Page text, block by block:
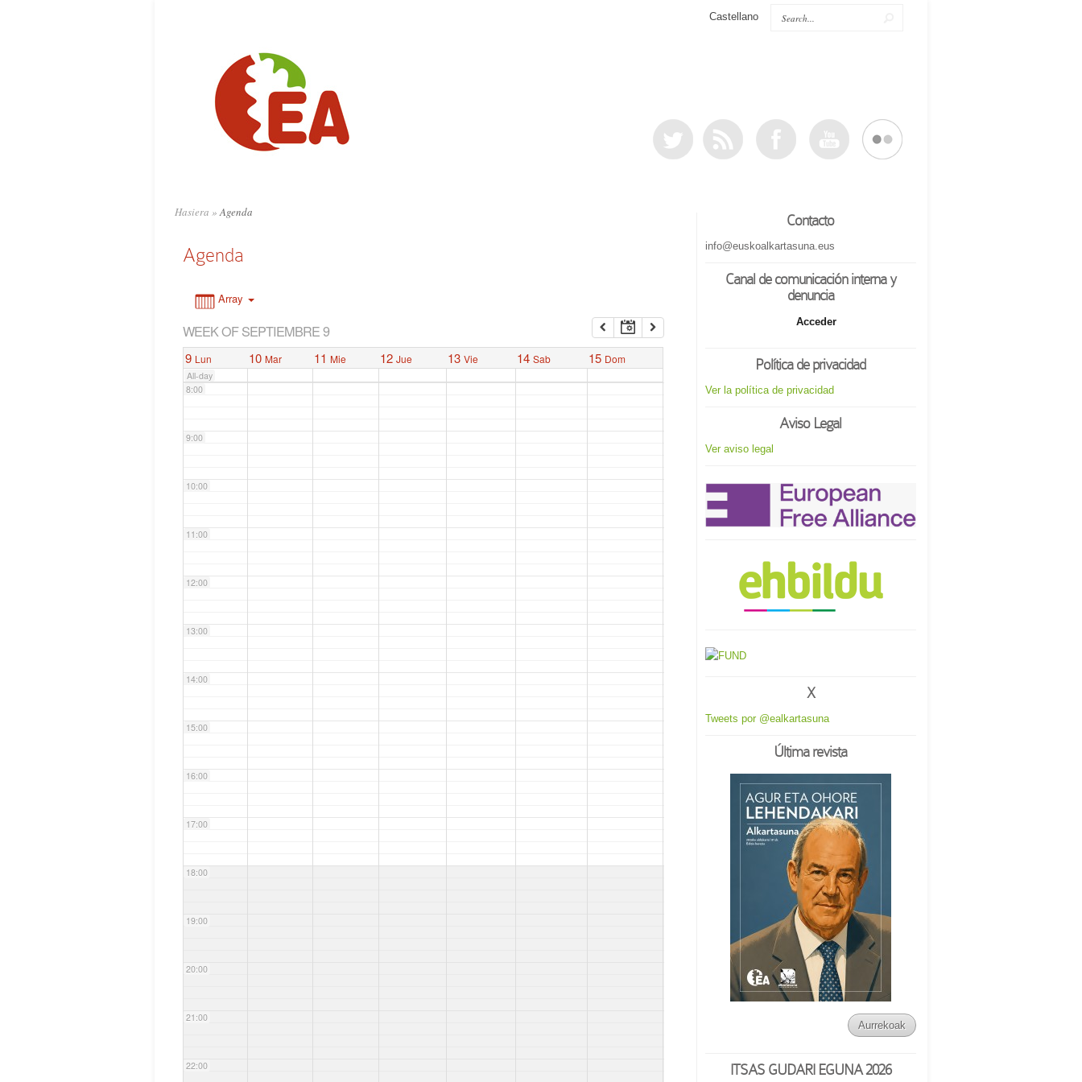
Castellano
Hasiera »Agenda
Agenda
Array
WEEK OF SEPTIEMBRE 9
9 Lun 10 Mar 11 Mie 12 Jue 13 Vie 14 Sab 15 Dom
All-day
6:00
8:00
9:00
10:00
11:00
12:00
13:00
14:00
15:00
16:00
17:00
18:00
19:00
20:00
21:00
22:00
Contacto
info@euskoalkartasuna.eus
Canal de comunicación interna y
denuncia
Acceder
Política de privacidad
Ver la política de privacidad
Aviso Legal
Ver aviso legal
X
Tweets por @ealkartasuna
Última revista
Aurrekoak
ITSAS GUDARI EGUNA 2026